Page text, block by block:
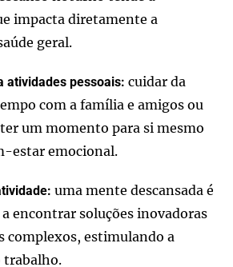
impacta diretamente a
geral.
atividades pessoais: cuidar da
com a família e amigos ou
um momento para si mesmo
estar emocional.
uma mente descansada é
encontrar soluções inovadoras
complexos, estimulando a
trabalho.